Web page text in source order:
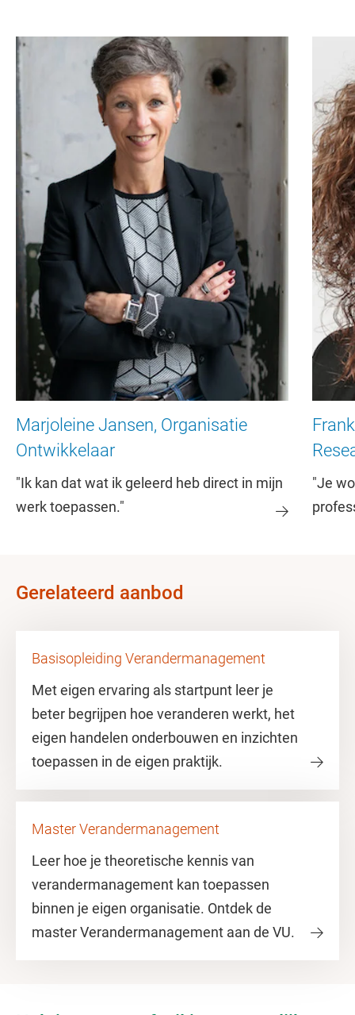
Marjoleine Jansen, Organisatie
Ontwikkelaar
"Ik kan dat wat ik geleerd heb direct in mijn
werk toepassen."
"Je
Gerelateerd aanbod
Basisopleiding Verandermanagement
Met eigen ervaring als startpunt leer je
beter begrijpen hoe veranderen werkt, het
eigen handelen onderbouwen en inzichten
toepassen in de eigen praktijk.
Master Verandermanagement
Leer hoe je theoretische kennis van
verandermanagement kan toepassen
binnen je eigen organisatie. Ontdek de
master Verandermanagement aan de VU.